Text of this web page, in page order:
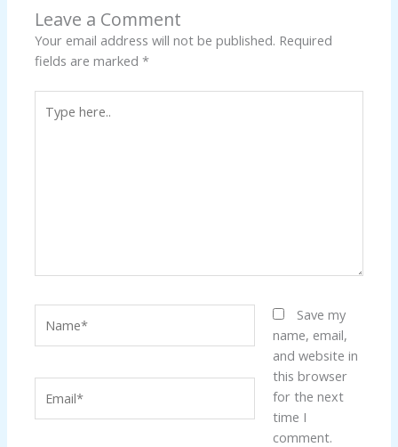
Leave a Comment
Your email address will not be published. Required
fields are marked*
here..
Save my
name, email,
and website in
this browser
for the next
time I
comment.